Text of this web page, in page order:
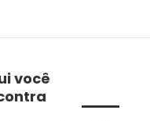
você